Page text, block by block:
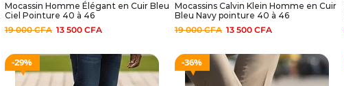
Mocassin Homme Élégant en Cuir Bleu
Ciel Pointure 40 à 46
19 000CFA 13 500 CFA
Mocassins Calvin Klein Homme en Cuir
Bleu Navy pointure 40 à 46
19 000CFA 13 500 CFA
29% 36%